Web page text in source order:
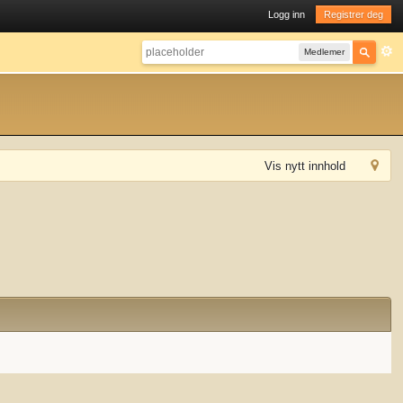
Logg inn Registrer deg
Medlemer
Vis nytt innhold